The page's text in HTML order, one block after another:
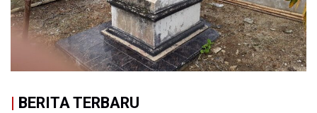
| BERITA TERBARU